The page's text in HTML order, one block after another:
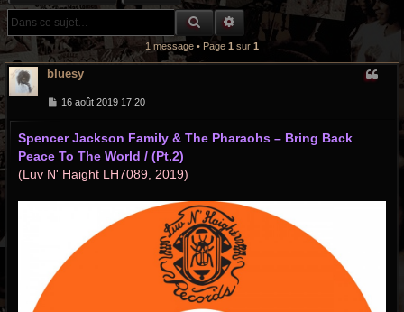
r
RECHERCHE GROOVY
RECHERCHE AVANCÉE
1 message • Page 1 sur 1
bluesy
M
s
g
e
16 août 2019 17:20
Spencer Jackson Family & The Pharaohs – Bring Back
Peace To The World / (Pt.2)
(Luv N' Haight LH7089, 2019)